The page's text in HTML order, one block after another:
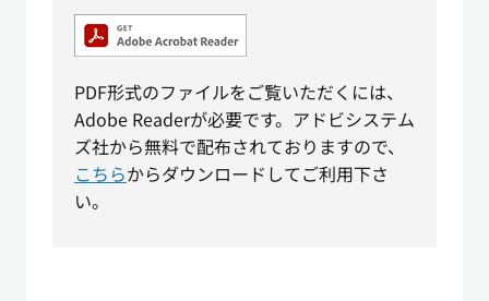
PDF形式のファイルをご覧いただくには、
Adobe Readerが必要です。アドビシステム
ズ社から無料で配布されておりますので、
こちらからダウンロードしてご利用下さ
い。